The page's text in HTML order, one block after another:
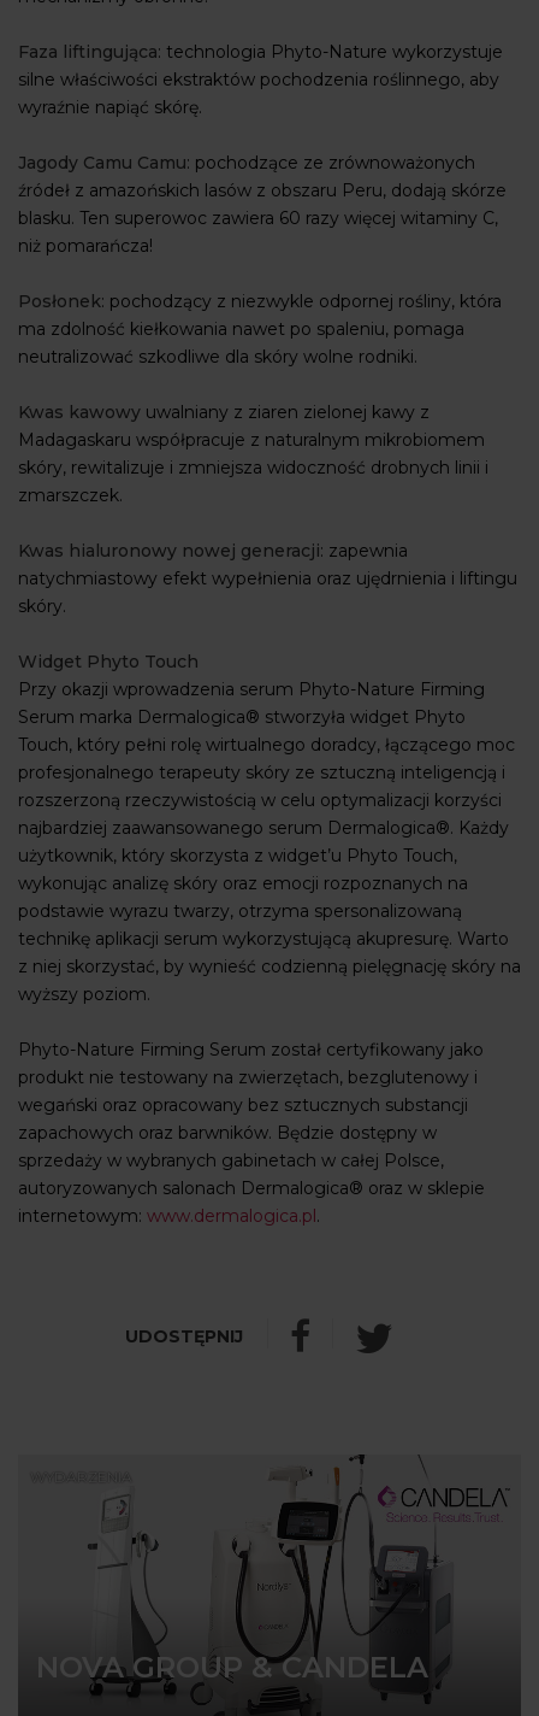
Faza liftingująca: technologia Phyto-Nature wykorzystuje
silne właściwości ekstraktów pochodzenia roślinnego, aby
wyraźnie napiąć skórę.
Jagody Camu Camu: pochodzące ze zrównoważonych
źródeł z amazońskich lasów z obszaru Peru, dodają skórze
blasku. Ten superowoc zawiera 60 razy więcej witaminy C,
niż pomarańcza!
Posłonek: pochodzący z niezwykle odpornej rośliny, która
ma zdolność kiełkowania nawet po spaleniu, pomaga
neutralizować szkodliwe dla skóry wolne rodniki.
Kwas kawowy uwalniany z ziaren zielonej kawy z
Madagaskaru współpracuje z naturalnym mikrobiomem
skóry, rewitalizuje i zmniejsza widoczność drobnych linii i
zmarszczek.
Kwas hialuronowy nowej generacji: zapewnia
natychmiastowy efekt wypełnienia oraz ujędrnienia i liftingu
skóry.
Widget Phyto Touch
Przy okazji wprowadzenia serum Phyto-Nature Firming
Serum marka Dermalogica® stworzyła widget Phyto
Touch, który pełni rolę wirtualnego doradcy, łączącego moc
profesjonalnego terapeuty skóry ze sztuczną inteligencją i
rozszerzoną rzeczywistością w celu optymalizacji korzyści
najbardziej zaawansowanego serum Dermalogica®. Każdy
użytkownik, który skorzysta z widget’u Phyto Touch,
wykonując analizę skóry oraz emocji rozpoznanych na
podstawie wyrazu twarzy, otrzyma spersonalizowaną
technikę aplikacji serum wykorzystującą akupresurę. Warto
z niej skorzystać, by wynieść codzienną pielęgnację skóry na
wyższy poziom.
Phyto-Nature Firming Serum został certyfikowany jako
produkt nie testowany na zwierzętach, bezglutenowy i
wegański oraz opracowany bez sztucznych substancji
zapachowych oraz barwników. Będzie dostępny w
sprzedaży w wybranych gabinetach w całej Polsce,
autoryzowanych salonach Dermalogica® oraz w sklepie
internetowym: www.dermalogica.pl.
WYDARZENIA
NOVA GROUP & CANDELA